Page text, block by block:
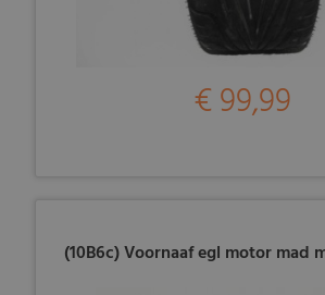
€ 99,99
(10B6c) Voornaaf egl motor mad